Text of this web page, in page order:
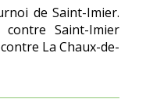
de Saint-Imier.
Saint-Imier
La Chaux-de-